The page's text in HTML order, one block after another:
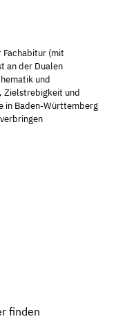
Fachabitur (mit
an der Dualen
und
Zielstrebigkeit und
in Baden-Württemberg
finden